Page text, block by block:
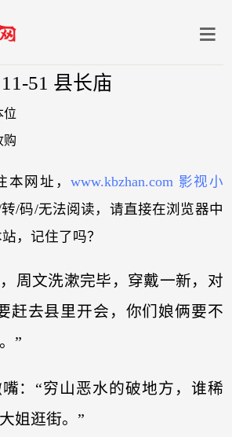
11-51 县长庙
位
购
本网址，www.kbzhan.com 影视小
/码/无法阅读，请直接在浏览器中
，记住了吗？
周文洗漱完毕，穿戴一新，对
赶去县里开会，你们娘俩要不
”
：“穷山恶水的破地方，谁稀
姐逛街。”